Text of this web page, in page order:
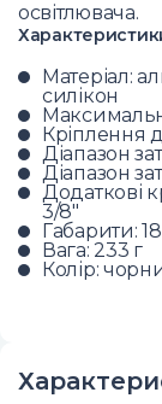
освітлювача.
Матеріал:
силікон
Кріплення
Діапазон
Діапазон
Додаткові
3/8"
Габарити:
Вага: 233 г
Колір: